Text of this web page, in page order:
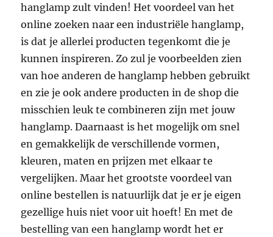
hanglamp zult vinden! Het voordeel van het
online zoeken naar een industriële hanglamp,
is dat je allerlei producten tegenkomt die je
kunnen inspireren. Zo zul je voorbeelden zien
van hoe anderen de hanglamp hebben gebruikt
en zie je ook andere producten in de shop die
misschien leuk te combineren zijn met jouw
hanglamp. Daarnaast is het mogelijk om snel
en gemakkelijk de verschillende vormen,
kleuren, maten en prijzen met elkaar te
vergelijken. Maar het grootste voordeel van
online bestellen is natuurlijk dat je er je eigen
gezellige huis niet voor uit hoeft! En met de
bestelling van een hanglamp wordt het er